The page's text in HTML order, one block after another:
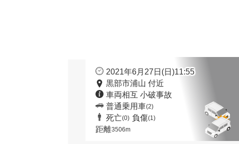
2021年6月27日(日)11:55
黒部市浦山 付近
車両相互 小破事故
普通乗用車(2)
死亡(0) 負傷(1)
距離3506m